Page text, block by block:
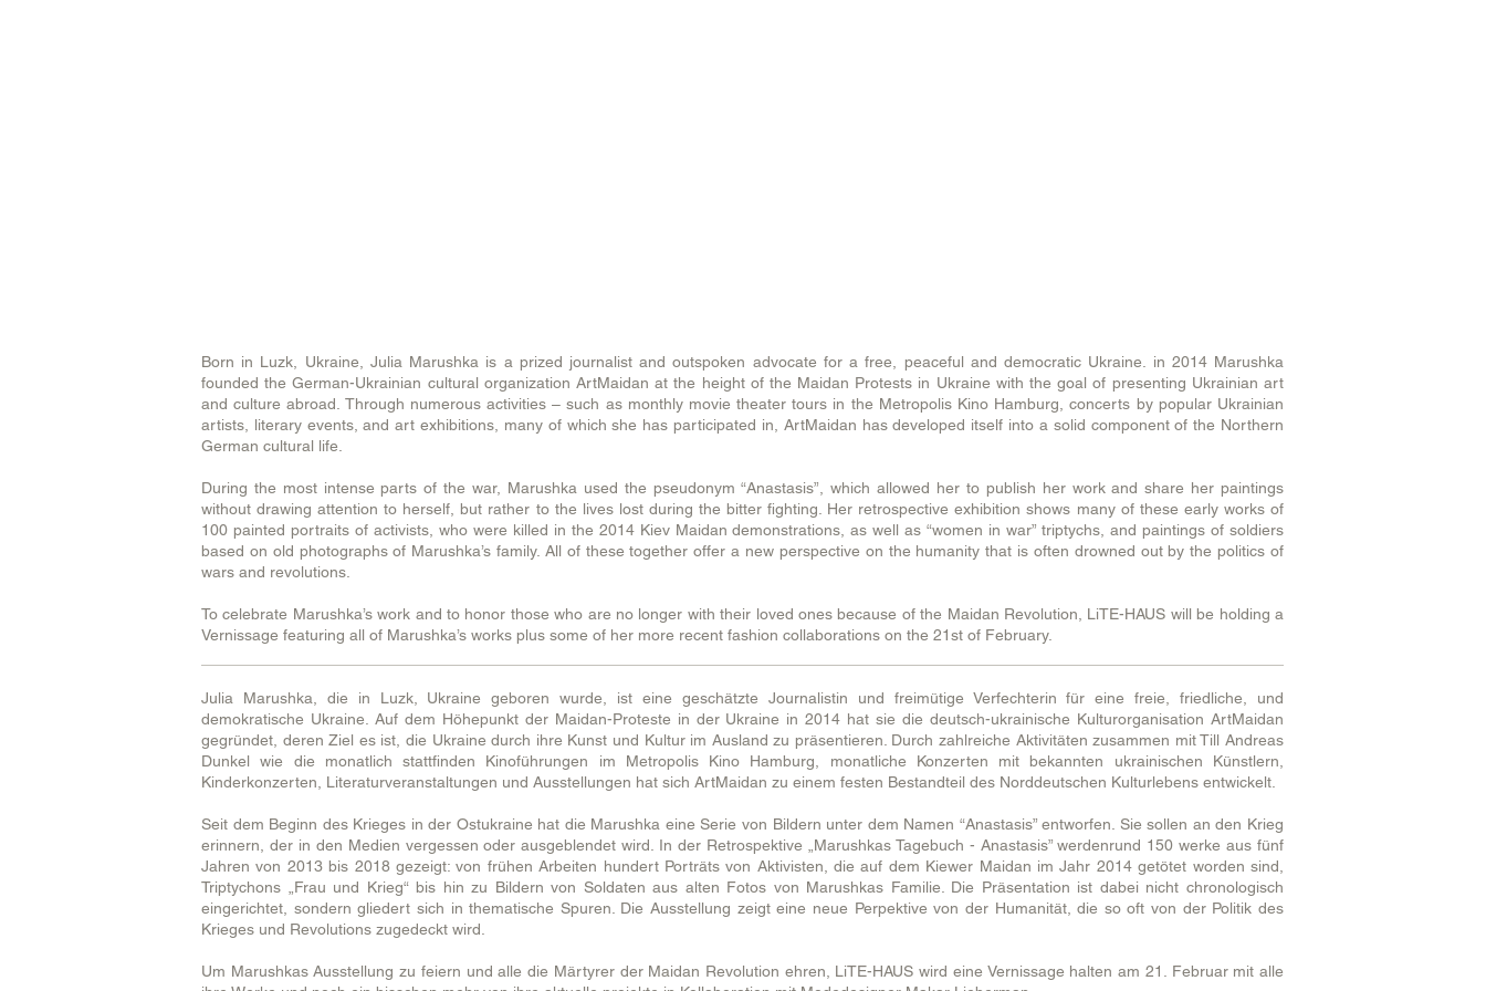
Born in Luzk, Ukraine, Julia Marushka is a prized journalist and outspoken advocate for a free, peaceful and democratic Ukraine. in 2014 Marushka
founded the German-Ukrainian cultural organization ArtMaidan at the height of the Maidan Protests in Ukraine with the goal of presenting Ukrainian art
and culture abroad. Through numerous activities – such as monthly movie theater tours in the Metropolis Kino Hamburg, concerts by popular Ukrainian
artists, literary events, and art exhibitions, many of which she has participated in, ArtMaidan has developed itself into a solid component of the Northern
German cultural life.
During the most intense parts of the war, Marushka used the pseudonym “Anastasis”, which allowed her to publish her work and share her paintings
without drawing attention to herself, but rather to the lives lost during the bitter fighting. Her retrospective exhibition shows many of these early works of
100 painted portraits of activists, who were killed in the 2014 Kiev Maidan demonstrations, as well as “women in war” triptychs, and paintings of soldiers
based on old photographs of Marushka’s family. All of these together offer a new perspective on the humanity that is often drowned out by the politics of
wars and revolutions.
To celebrate Marushka’s work and to honor those who are no longer with their loved ones because of the Maidan Revolution, LiTE-HAUS will be holding a
Vernissage featuring all of Marushka’s works plus some of her more recent fashion collaborations on the 21st of February.
Julia Marushka, die in Luzk, Ukraine geboren wurde, ist eine geschätzte Journalistin und freimütige Verfechterin für eine freie, friedliche, und
demokratische Ukraine. Auf dem Höhepunkt der Maidan-Proteste in der Ukraine in 2014 hat sie die deutsch-ukrainische Kulturorganisation ArtMaidan
gegründet, deren Ziel es ist, die Ukraine durch ihre Kunst und Kultur im Ausland zu präsentieren. Durch zahlreiche Aktivitäten zusammen mit Till Andreas
Dunkel wie die monatlich stattfinden Kinoführungen im Metropolis Kino Hamburg, monatliche Konzerten mit bekannten ukrainischen Künstlern,
Kinderkonzerten, Literaturveranstaltungen und Ausstellungen hat sich ArtMaidan zu einem festen Bestandteil des Norddeutschen Kulturlebens entwickelt.
Seit dem Beginn des Krieges in der Ostukraine hat die Marushka eine Serie von Bildern unter dem Namen “Anastasis” entworfen. Sie sollen an den Krieg
erinnern, der in den Medien vergessen oder ausgeblendet wird. In der Retrospektive „Marushkas Tagebuch - Anastasis” werdenrund 150 werke aus fünf
Jahren von 2013 bis 2018 gezeigt: von frühen Arbeiten hundert Porträts von Aktivisten, die auf dem Kiewer Maidan im Jahr 2014 getötet worden sind,
Triptychons „Frau und Krieg“ bis hin zu Bildern von Soldaten aus alten Fotos von Marushkas Familie. Die Präsentation ist dabei nicht chronologisch
eingerichtet, sondern gliedert sich in thematische Spuren. Die Ausstellung zeigt eine neue Perpektive von der Humanität, die so oft von der Politik des
Krieges und Revolutions zugedeckt wird.
Um Marushkas Ausstellung zu feiern und alle die Märtyrer der Maidan Revolution ehren, LiTE-HAUS wird eine Vernissage halten am 21. Februar mit alle